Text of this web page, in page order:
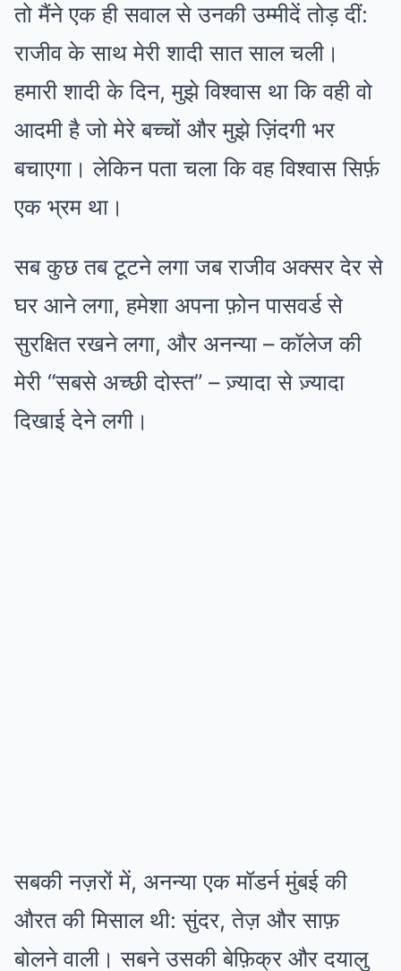
तो मैंने एक ही सवाल से उनकी उम्मीदें तोड़ दीं:
राजीव के साथ मेरी शादी सात साल चली।
हमारी शादी के दिन, मुझे विश्वास था कि वही वो
आदमी है जो मेरे बच्चों और मुझे ज़िंदगी भर
बचाएगा। लेकिन पता चला कि वह विश्वास सिर्फ़
एक भ्रम था।
सब कुछ तब टूटने लगा जब राजीव अक्सर देर से
घर आने लगा, हमेशा अपना फ़ोन पासवर्ड से
सुरक्षित रखने लगा, और अनन्या – कॉलेज की
मेरी “सबसे अच्छी दोस्त” – ज़्यादा से ज़्यादा
दिखाई देने लगी।
सबकी नज़रों में, अनन्या एक मॉडर्न मुंबई की
औरत की मिसाल थी: सुंदर, तेज़ और साफ़
बोलने वाली। सबने उसकी बेफ़िक्र और दयालु